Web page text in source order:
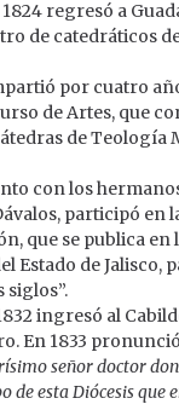
regresó a
de catedráticos
por cuatro
de Artes, que
de Teología
con los
participó en
que se publica en
Estado de Jalisco,
siglos”.
ingresó al
En 1833
señor doctor
de esta Diócesis que